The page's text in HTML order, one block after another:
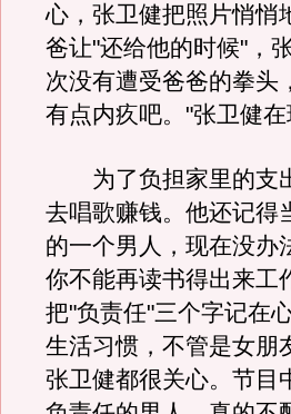
心，张卫健把照片悄悄
爸让"还给他的时候"，
次没有遭受爸爸的拳头
有点内疚吧。"张卫健在
为了负担家里的支
去唱歌赚钱。他还记得
的一个男人，现在没办
你不能再读书得出来工
把"负责任"三个字记在
生活习惯，不管是女朋
张卫健都很关心。节目